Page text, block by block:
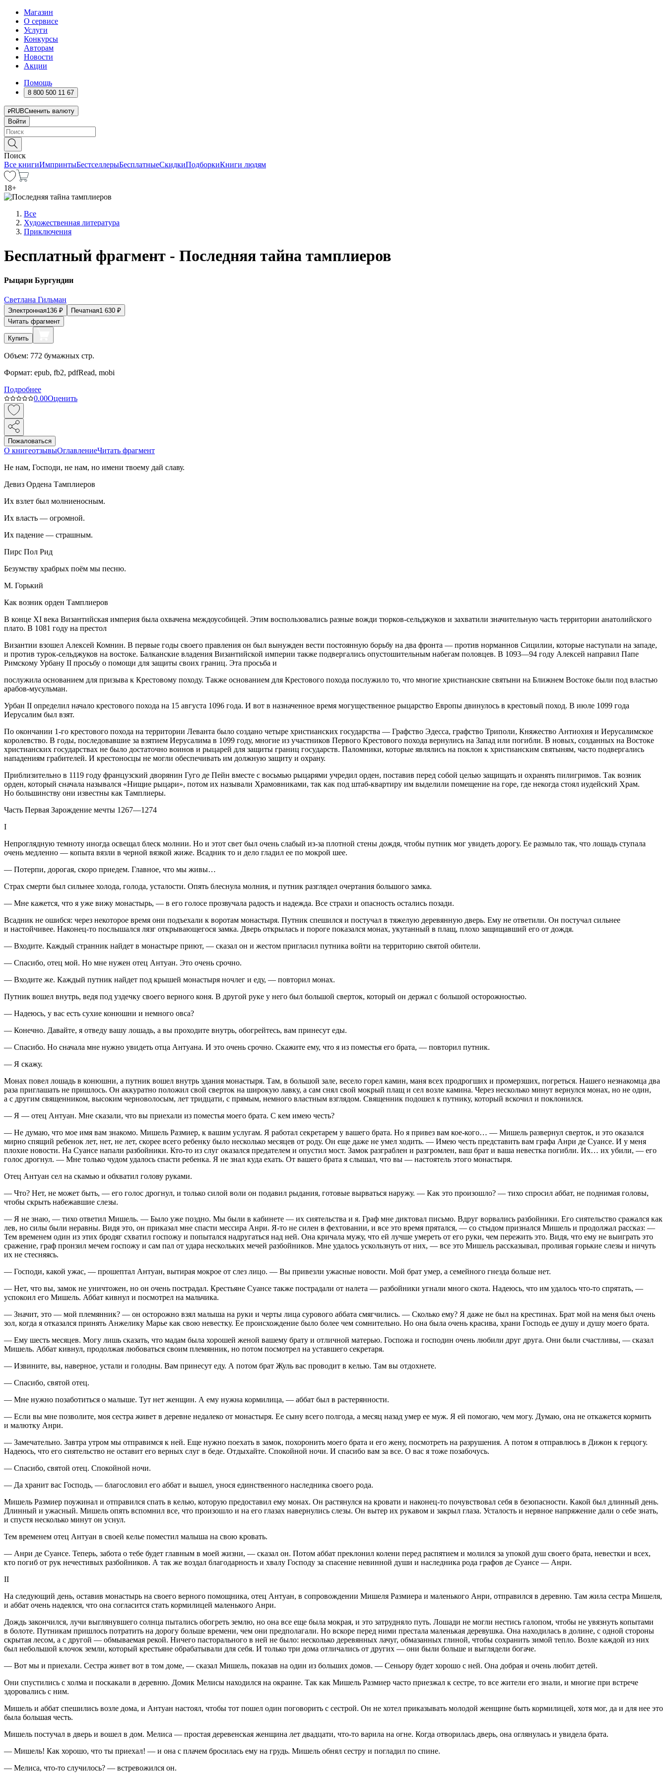
Магазин
О сервисе
Услуги
Конкурсы
Авторам
Новости
Акции
Помощь
8 800 500 11 67
RUBСменить валюту
Войти
Поиск
Все книгиИмпринтыБестселлерыБесплатныеСкидкиПодборкиКниги людям
18+
Все
Художественная литература
Приключения
Бесплатный фрагмент - Последняя тайна тамплиеров
Рыцари Бургундии
Светлана Гильман
Электронная136 ₽ Печатная1 630 ₽
Читать фрагмент
Купить
Объем: 772 бумажных стр.
Формат: epub, fb2, pdfRead, mobi
Подробнее
0.00Оценить
Пожаловаться
О книгеотзывыОглавлениеЧитать фрагмент
Не нам, Господи, не нам, но имени твоему дай славу.
Девиз Ордена Тамплиеров
Их взлет был молниеносным.
Их власть — огромной.
Их падение — страшным.
Пирс Пол Рид
Безумству храбрых поём мы песню.
М. Горький
Как возник орден Тамплиеров
В конце XI века Византийская империя была охвачена междоусобицей. Этим воспользовались разные вожди тюрков-сельджуков и захватили значительную часть территории анатолийского
плато. В 1081 году на престол
Византии взошел Алексей Комнин. В первые годы своего правления он был вынужден вести постоянную борьбу на два фронта — против норманнов Сицилии, которые наступали на западе,
и против турок-сельджуков на востоке. Балканские владения Византийской империи также подвергались опустошительным набегам половцев. В 1093—94 году Алексей направил Папе
Римскому Урбану II просьбу о помощи для защиты своих границ. Эта просьба и
послужила основанием для призыва к Крестовому походу. Также основанием для Крестового похода послужило то, что многие христианские святыни на Ближнем Востоке были под властью
арабов-мусульман.
Урбан II определил начало крестового похода на 15 августа 1096 года. И вот в назначенное время могущественное рыцарство Европы двинулось в крестовый поход. В июле 1099 года
Иерусалим был взят.
По окончании 1-го крестового похода на территории Леванта было создано четыре христианских государства — Графство Эдесса, графство Триполи, Княжество Антиохия и Иерусалимское
королевство. В годы, последовавшие за взятием Иерусалима в 1099 году, многие из участников Первого Крестового похода вернулись на Запад или погибли. В новых, созданных на Востоке
христианских государствах не было достаточно воинов и рыцарей для защиты границ государств. Паломники, которые являлись на поклон к христианским святыням, часто подвергались
нападениям грабителей. И крестоносцы не могли обеспечивать им должную защиту и охрану.
Приблизительно в 1119 году французский дворянин Гуго де Пейн вместе с восьмью рыцарями учредил орден, поставив перед собой целью защищать и охранять пилигримов. Так возник
орден, который сначала назывался «Нищие рыцари», потом их называли Храмовниками, так как под штаб-квартиру им выделили помещение на горе, где некогда стоял иудейский Храм.
Но большинству они известны как Тамплиеры.
Часть Первая Зарождение мечты 1267—1274
I
Непроглядную темноту иногда освещал блеск молнии. Но и этот свет был очень слабый из-за плотной стены дождя, чтобы путник мог увидеть дорогу. Ее размыло так, что лошадь ступала
очень медленно — копыта вязли в черной вязкой жиже. Всадник то и дело гладил ее по мокрой шее.
— Потерпи, дорогая, скоро приедем. Главное, что мы живы…
Страх смерти был сильнее холода, голода, усталости. Опять блеснула молния, и путник разглядел очертания большого замка.
— Мне кажется, что я уже вижу монастырь, — в его голосе прозвучала радость и надежда. Все страхи и опасность остались позади.
Всадник не ошибся: через некоторое время они подъехали к воротам монастыря. Путник спешился и постучал в тяжелую деревянную дверь. Ему не ответили. Он постучал сильнее
и настойчивее. Наконец-то послышался лязг открывающегося замка. Дверь открылась и пороге показался монах, укутанный в плащ, плохо защищавший его от дождя.
— Входите. Каждый странник найдет в монастыре приют, — сказал он и жестом пригласил путника войти на территорию святой обители.
— Спасибо, отец мой. Но мне нужен отец Антуан. Это очень срочно.
— Входите же. Каждый путник найдет под крышей монастыря ночлег и еду, — повторил монах.
Путник вошел внутрь, ведя под уздечку своего верного коня. В другой руке у него был большой сверток, который он держал с большой осторожностью.
— Надеюсь, у вас есть сухие конюшни и немного овса?
— Конечно. Давайте, я отведу вашу лошадь, а вы проходите внутрь, обогрейтесь, вам принесут еды.
— Спасибо. Но сначала мне нужно увидеть отца Антуана. И это очень срочно. Скажите ему, что я из поместья его брата, — повторил путник.
— Я скажу.
Монах повел лошадь в конюшни, а путник вошел внутрь здания монастыря. Там, в большой зале, весело горел камин, маня всех продрогших и промерзших, погреться. Нашего незнакомца два
раза приглашать не пришлось. Он аккуратно положил свой сверток на широкую лавку, а сам снял свой мокрый плащ и сел возле камина. Через несколько минут вернулся монах, но не один,
а с другим священником, высоким черноволосым, лет тридцати, с прямым, немного властным взглядом. Священник подошел к путнику, который вскочил и поклонился.
— Я — отец Антуан. Мне сказали, что вы приехали из поместья моего брата. С кем имею честь?
— Не думаю, что мое имя вам знакомо. Мишель Размиер, к вашим услугам. Я работал секретарем у вашего брата. Но я привез вам кое-кого… — Мишель развернул сверток, и это оказался
мирно спящий ребенок лет, нет, не лет, скорее всего ребенку было несколько месяцев от роду. Он еще даже не умел ходить. — Имею честь представить вам графа Анри де Суансе. И у меня
плохие новости. На Суансе напали разбойники. Кто-то из слуг оказался предателем и опустил мост. Замок разграблен и разгромлен, ваш брат и ваша невестка погибли. Их… их убили, — его
голос дрогнул. — Мне только чудом удалось спасти ребенка. Я не знал куда ехать. От вашего брата я слышал, что вы — настоятель этого монастыря.
Отец Антуан сел на скамью и обхватил голову руками.
— Что? Нет, не может быть, — его голос дрогнул, и только силой воли он подавил рыдания, готовые вырваться наружу. — Как это произошло? — тихо спросил аббат, не поднимая головы,
чтобы скрыть набежавшие слезы.
— Я не знаю, — тихо ответил Мишель. — Было уже поздно. Мы были в кабинете — их сиятельства и я. Граф мне диктовал письмо. Вдруг ворвались разбойники. Его сиятельство сражался как
лев, но силы были неравны. Видя это, он приказал мне спасти мессира Анри. Я-то не силен в фехтовании, и все это время прятался, — со стыдом признался Мишель и продолжал рассказ: —
Тем временем один из этих бродяг схватил госпожу и попытался надругаться над ней. Она кричала мужу, что ей лучше умереть от его руки, чем пережить это. Видя, что ему не выиграть это
сражение, граф пронзил мечем госпожу и сам пал от удара нескольких мечей разбойников. Мне удалось ускользнуть от них, — все это Мишель рассказывал, проливая горькие слезы и ничуть
их не стесняясь.
— Господи, какой ужас, — прошептал Антуан, вытирая мокрое от слез лицо. — Вы привезли ужасные новости. Мой брат умер, а семейного гнезда больше нет.
— Нет, что вы, замок не уничтожен, но он очень пострадал. Крестьяне Суансе также пострадали от налета — разбойники угнали много скота. Надеюсь, что им удалось что-то спрятать, —
успокоил его Мишель. Аббат кивнул и посмотрел на мальчика.
— Значит, это — мой племянник? — он осторожно взял малыша на руки и черты лица сурового аббата смягчились. — Сколько ему? Я даже не был на крестинах. Брат мой на меня был очень
зол, когда я отказался принять Анжелику Марье как свою невестку. Ее происхождение было более чем сомнительно. Но она была очень красива, храни Господь ее душу и душу моего брата.
— Ему шесть месяцев. Могу лишь сказать, что мадам была хорошей женой вашему брату и отличной матерью. Госпожа и господин очень любили друг друга. Они были счастливы, — сказал
Мишель. Аббат кивнул, продолжая любоваться своим племянник, но потом посмотрел на уставшего секретаря.
— Извините, вы, наверное, устали и голодны. Вам принесут еду. А потом брат Жуль вас проводит в келью. Там вы отдохнете.
— Спасибо, святой отец.
— Мне нужно позаботиться о малыше. Тут нет женщин. А ему нужна кормилица, — аббат был в растерянности.
— Если вы мне позволите, моя сестра живет в деревне недалеко от монастыря. Ее сыну всего полгода, а месяц назад умер ее муж. Я ей помогаю, чем могу. Думаю, она не откажется кормить
и малютку Анри.
— Замечательно. Завтра утром мы отправимся к ней. Еще нужно поехать в замок, похоронить моего брата и его жену, посмотреть на разрушения. А потом я отправлюсь в Дижон к герцогу.
Надеюсь, что его сиятельство не оставит его верных слуг в беде. Отдыхайте. Спокойной ночи. И спасибо вам за все. О вас я тоже позабочусь.
— Спасибо, святой отец. Спокойной ночи.
— Да хранит вас Господь, — благословил его аббат и вышел, унося единственного наследника своего рода.
Мишель Размиер поужинал и отправился спать в келью, которую предоставил ему монах. Он растянулся на кровати и наконец-то почувствовал себя в безопасности. Какой был длинный день.
Длинный и ужасный. Мишель опять вспомнил все, что произошло и на его глазах навернулись слезы. Он вытер их рукавом и закрыл глаза. Усталость и нервное напряжение дали о себе знать,
и спустя несколько минут он уснул.
Тем временем отец Антуан в своей келье поместил малыша на свою кровать.
— Анри де Суансе. Теперь, забота о тебе будет главным в моей жизни, — сказал он. Потом аббат преклонил колени перед распятием и молился за упокой душ своего брата, невестки и всех,
кто погиб от рук нечестивых разбойников. А так же воздал благодарность и хвалу Господу за спасение невинной души и наследника рода графов де Суансе — Анри.
II
На следующий день, оставив монастырь на своего верного помощника, отец Антуан, в сопровождении Мишеля Размиера и маленького Анри, отправился в деревню. Там жила сестра Мишеля,
и аббат очень надеялся, что она согласится стать кормилицей маленького Анри.
Дождь закончился, лучи выглянувшего солнца пытались обогреть землю, но она все еще была мокрая, и это затрудняло путь. Лошади не могли нестись галопом, чтобы не увязнуть копытами
в болоте. Путникам пришлось потратить на дорогу больше времени, чем они предполагали. Но вскоре перед ними престала маленькая деревушка. Она находилась в долине, с одной стороны
скрытая лесом, а с другой — обмываемая рекой. Ничего пасторального в ней не было: несколько деревянных лачуг, обмазанных глиной, чтобы сохранить зимой тепло. Возле каждой из них
был небольшой клочок земли, который крестьяне обрабатывали для себя. И только три дома отличались от других — они были больше и выглядели богаче.
— Вот мы и приехали. Сестра живет вот в том доме, — сказал Мишель, показав на один из больших домов. — Сеньору будет хорошо с ней. Она добрая и очень любит детей.
Они спустились с холма и поскакали в деревню. Домик Мелисы находился на окраине. Так как Мишель Размиер часто приезжал к сестре, то все жители его знали, и многие при встрече
здоровались с ним.
Мишель и аббат спешились возле дома, и Антуан настоял, чтобы тот пошел один поговорить с сестрой. Он не хотел приказывать молодой женщине быть кормилицей, хотя мог, да и для нее это
была большая честь.
Мишель постучал в дверь и вошел в дом. Мелиса — простая деревенская женщина лет двадцати, что-то варила на огне. Когда отворилась дверь, она оглянулась и увидела брата.
— Мишель! Как хорошо, что ты приехал! — и она с плачем бросилась ему на грудь. Мишель обнял сестру и погладил по спине.
— Мелиса, что-то случилось? — встревожился он.